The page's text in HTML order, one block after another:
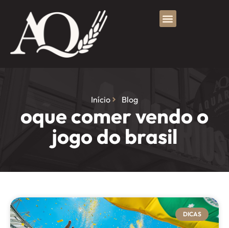
Início Blog
oque comer vendo o
jogo do brasil
DICAS